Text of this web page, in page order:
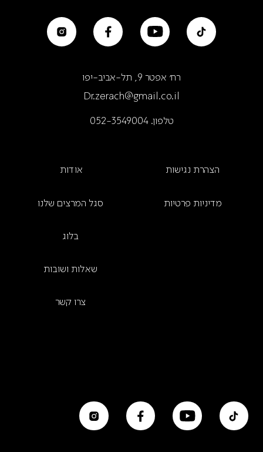
רח׳ אפטר 9, תל-אביב-יפו
Dr.zerach@gmail.co.il
טלפון.052-3549004
הצהרת נגישות
מדיניות פרטיות
אודות
סגל המרצים שלנו
בלוג
שאלות ושובות
צרו קשר